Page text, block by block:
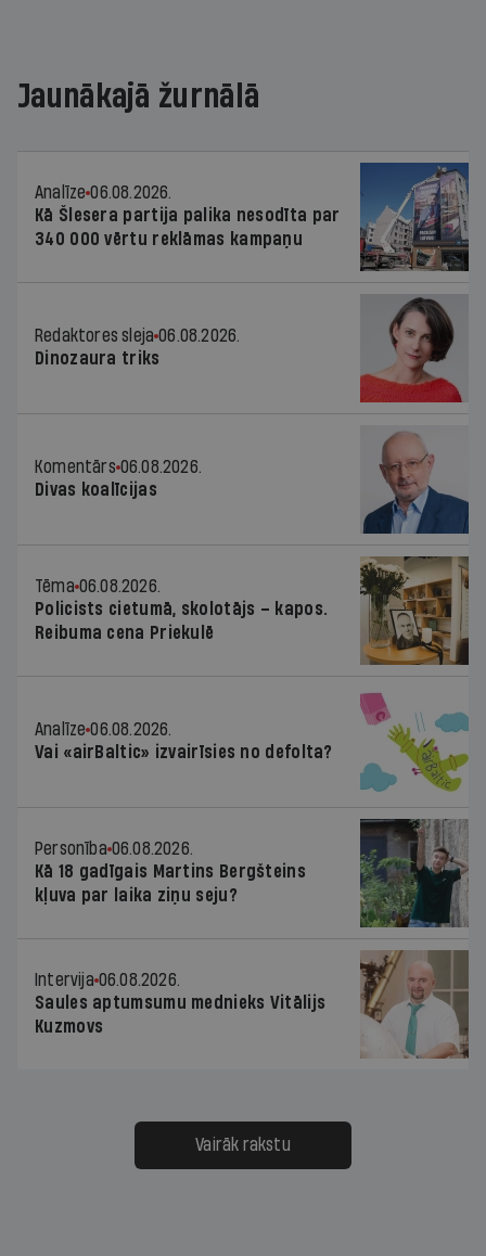
Jaunākajā žurnālā
Analīze 06.08.2026.
Kā Šlesera partija palika nesodīta par
340 000 vērtu reklāmas kampaņu
Redaktores sleja 06.08.2026.
Dinozaura triks
Komentārs 06.08.2026.
Divas koalīcijas
Tēma 06.08.2026.
Policists cietumā, skolotājs – kapos.
Reibuma cena Priekulē
Analīze 06.08.2026.
Vai «airBaltic» izvairīsies no defolta?
Personība 06.08.2026.
Kā 18 gadīgais Martins Bergšteins
kļuva par laika ziņu seju?
Intervija 06.08.2026.
Saules aptumsumu mednieks Vitālijs
Kuzmovs
Vairāk rakstu